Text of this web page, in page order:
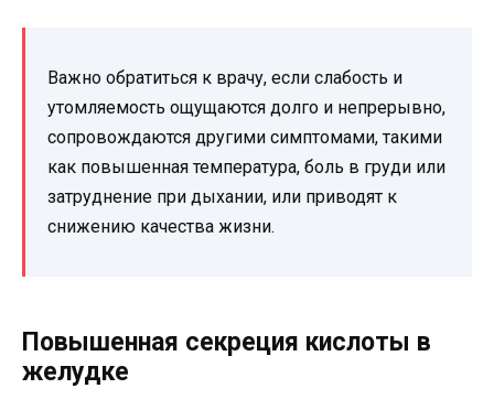
Важно обратиться к врачу, если слабость и
утомляемость ощущаются долго и непрерывно,
сопровождаются другими симптомами, такими
как повышенная температура, боль в груди или
затруднение при дыхании, или приводят к
снижению качества жизни.
Повышенная секреция кислоты в
желудке